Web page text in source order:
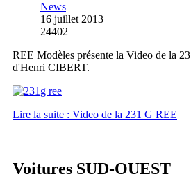
News
16 juillet 2013
24402
REE Modèles présente la Video de la
d'Henri CIBERT.
Lire la suite : Video de la 231 G REE
Voitures SUD-OUEST